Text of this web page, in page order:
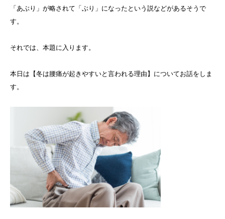
「あぶり」が略されて「ぶり」になったという説などがあるそうで
す。
それでは、本題に入ります。
本日は【冬は腰痛が起きやすいと言われる理由】についてお話をしま
す。